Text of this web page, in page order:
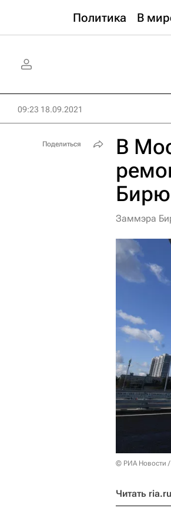
Политика В
09:23 18.09.2021
В
Заммэра
© РИА Новости /
Читать
Поделиться